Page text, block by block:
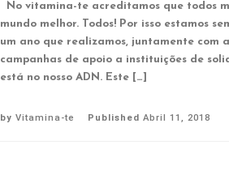
No vitamina-te acreditamos que todos
mundo melhor. Todos! Por isso estamos
um ano que realizamos, juntamente com
campanhas de apoio a instituições de
está no nosso ADN. Este […]
by Vitamina-te Published Abril 11, 2018